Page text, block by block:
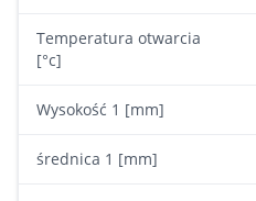
Temperatura otwarcia
[°c]
Wysokość 1 [mm]
średnica 1 [mm]